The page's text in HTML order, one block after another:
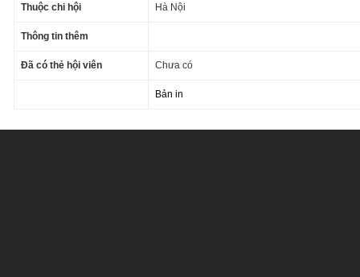
Thuộc chi hội Hà Nội
Thông tin thêm
Đã có thẻ hội viên Chưa có
Bản in